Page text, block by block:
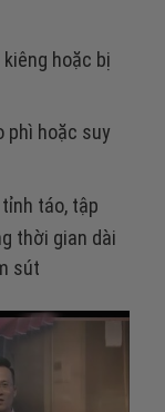
hoặc bị
phì hoặc suy
táo, tập
thời gian dài
sút